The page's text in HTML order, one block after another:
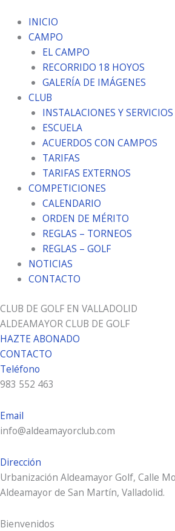
INICIO
CAMPO
EL CAMPO
RECORRIDO 18 HOYOS
GALERÍA DE IMÁGENES
CLUB
INSTALACIONES Y SERVICIOS
ESCUELA
ACUERDOS CON CAMPOS
TARIFAS
TARIFAS EXTERNOS
COMPETICIONES
CALENDARIO
ORDEN DE MÉRITO
REGLAS – TORNEOS
REGLAS – GOLF
NOTICIAS
CONTACTO
CLUB DE GOLF EN VALLADOLID
ALDEAMAYOR CLUB DE GOLF
HAZTE ABONADO
CONTACTO
Teléfono
983 552 463
Email
info@aldeamayorclub.com
Dirección
Urbanización Aldeamayor Golf, Calle
Aldeamayor de San Martín, Valladolid.
Bienvenidos